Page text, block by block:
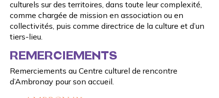
culturels sur des territoires, dans toute leur complexité,
comme chargée de mission en association ou en
collectivités, puis comme directrice de la culture et d’un
tiers-lieu.
REMERCIEMENTS
Remerciements au Centre culturel de rencontre
d’Ambronay pour son accueil.